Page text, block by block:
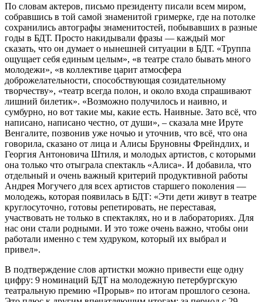
По словам актеров, письмо президенту писали всем миром,
собравшись в той самой знаменитой гримерке, где на потолке
сохранились автографы знаменитостей, побывавших в разные
годы в БДТ. Просто накидывали фразы — каждый мог
сказать, что он думает о нынешней ситуации в БДТ. «Труппа
ощущает себя единым целым», «в театре стало бывать много
молодежи», «в коллективе царит атмосфера
доброжелательности, способствующая созидательному
творчеству», «театр всегда полон, и около входа спрашивают
лишний билетик». «Возможно получилось и наивно, и
сумбурно, но вот такие мы, какие есть. Наивные. Зато всё, что
написано, написано честно, от души», – сказала мне Ируте
Венгалите, позвонив уже ночью и уточнив, что всё, что она
говорила, сказано от лица и Алисы Бруновны Фрейндлих, и
Георгия Антоновича Штиля, и молодых артистов, с которыми
она только что отыграла спектакль «Алиса». И добавила, что
отдельный и очень важный критерий продуктивной работы
Андрея Могучего для всех артистов старшего поколения —
молодежь, которая появилась в БДТ: «Эти дети живут в театре
круглосуточно, готовы репетировать, не переставая,
участвовать не только в спектаклях, но и в лабораториях. Для
нас они стали родными. И это тоже очень важно, чтобы они
работали именно с тем худруком, который их выбрал и
привел».
В подтверждение слов артистки можно привести еще одну
цифру: 9 номинаций БДТ на молодежную петербургскую
театральную премию «Прорыв» по итогам прошлого сезона.